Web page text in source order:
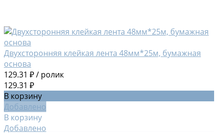
Двухсторонняя клейкая лента 48мм*25м, бумажная
основа
129.31 ₽/ ролик
129.31 ₽
В корзину
Добавлено
В корзину
Добавлено